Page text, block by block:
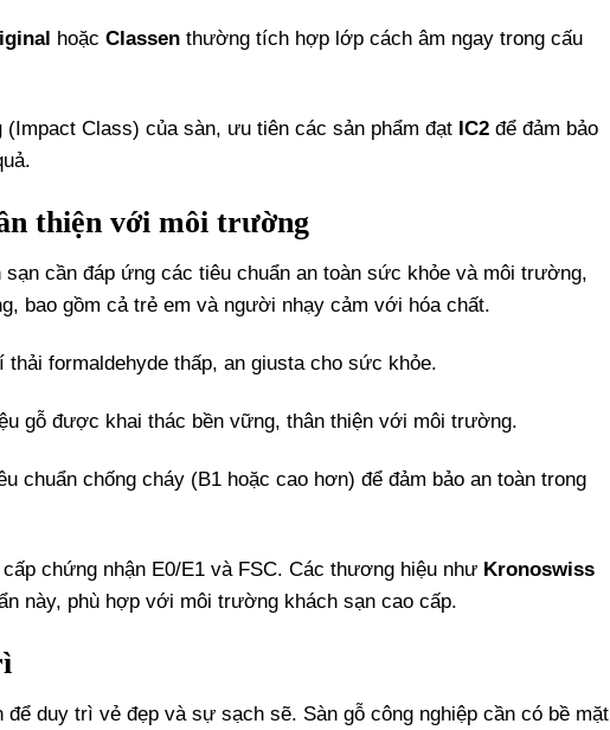
hoặc Classenthường tích hợp lớp cách âm ngay trong cấu
(Impact Class) của sàn, ưu tiên các sản phẩm đạt IC2 để đảm bảo
thiện với môi trường
cần đáp ứng các tiêu chuẩn an toàn sức khỏe và môi trường,
bao gồm cả trẻ em và người nhạy cảm với hóa chất.
formaldehyde thấp, an giusta cho sức khỏe.
gỗ được khai thác bền vững, thân thiện với môi trường.
chuẩn chống cháy (B1 hoặc cao hơn) để đảm bảo an toàn trong
chứng nhận E0/E1 và FSC. Các thương hiệu như Kronoswiss
này, phù hợp với môi trường khách sạn cao cấp.
duy trì vẻ đẹp và sự sạch sẽ. Sàn gỗ công nghiệp cần có bề mặt